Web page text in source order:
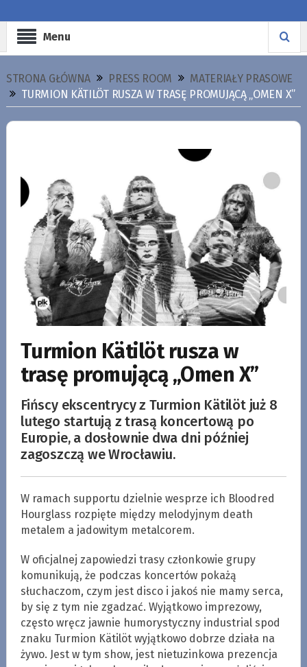
Menu
STRONA GŁÓWNA PRESS ROOM
MATERIAŁY PRASOWE
TURMION KÄTILÖT RUSZA W TRASĘ PROMUJĄCĄ „OMEN X”
Turmion Kätilöt rusza w
trasę promującą „Omen X”
Fińscy ekscentrycy z Turmion Kätilöt już 8
lutego startują z trasą koncertową po
Europie, a dosłownie dwa dni później
zagoszczą we Wrocławiu.
W ramach supportu dzielnie wesprze ich Bloodred
Hourglass rozpięte między melodyjnym death
metalem a jadowitym metalcorem.
W oficjalnej zapowiedzi trasy członkowie grupy
komunikują, że podczas koncertów pokażą
słuchaczom, czym jest disco i jakoś nie mamy serca,
by się z tym nie zgadzać. Wyjątkowo imprezowy,
często wręcz jawnie humorystyczny industrial spod
znaku Turmion Kätilöt wyjątkowo dobrze działa na
żywo. Jest w tym show, jest nietuzinkowa prezencja